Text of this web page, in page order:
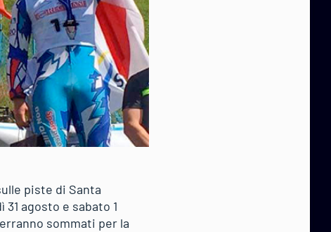
piste di Santa
agosto e sabato 1
sommati per la